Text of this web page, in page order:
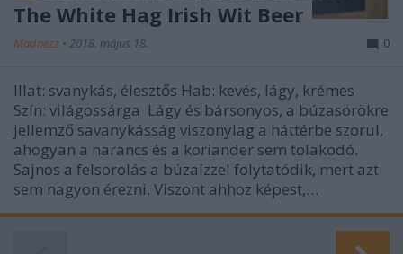
The White Hag Irish Wit Beer
Madnezz • 2018. május 18. 0
Illat: svanykás, élesztős Hab: kevés, lágy, krémes
Szín: világossárga Lágy és bársonyos, a búzasörökre
jellemző savanykásság viszonylag a háttérbe szorul,
ahogyan a narancs és a koriander sem tolakodó.
Sajnos a felsorolás a búzaízzel folytatódik, mert azt
sem nagyon érezni. Viszont ahhoz képest,…